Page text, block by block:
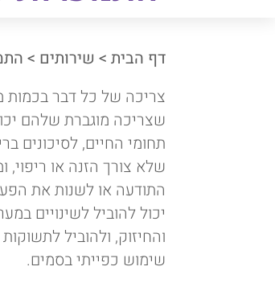
דף הבית> שירותים >
צריכה של כל דבר בכמות
שצריכה מוגברת שלהם
תחומי החיים, לסיכונים
שלא צורך הזנה או
התודעה או לשנות את
יכול להוביל לשינויים
והחיזוק, ולהוביל
שימוש כפייתי בסמים.